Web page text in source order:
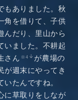
もありました。秋
角を借りて、子供
んだり、里山から
いました。不耕起
さん ※4
が農場の
が週末にやってき
たんですね。
に草取りをしなが